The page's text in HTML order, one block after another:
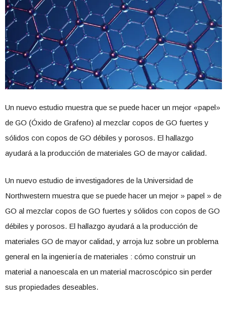
Un nuevo estudio muestra que se puede hacer un mejor «papel»
de GO (Óxido de Grafeno) al mezclar copos de GO fuertes y
sólidos con copos de GO débiles y porosos. El hallazgo
ayudará a la producción de materiales GO de mayor calidad.
Un nuevo estudio de investigadores de la Universidad de
Northwestern muestra que se puede hacer un mejor » papel » de
GO al mezclar copos de GO fuertes y sólidos con copos de GO
débiles y porosos. El hallazgo ayudará a la producción de
materiales GO de mayor calidad, y arroja luz sobre un problema
general en la ingeniería de materiales : cómo construir un
material a nanoescala en un material macroscópico sin perder
sus propiedades deseables.